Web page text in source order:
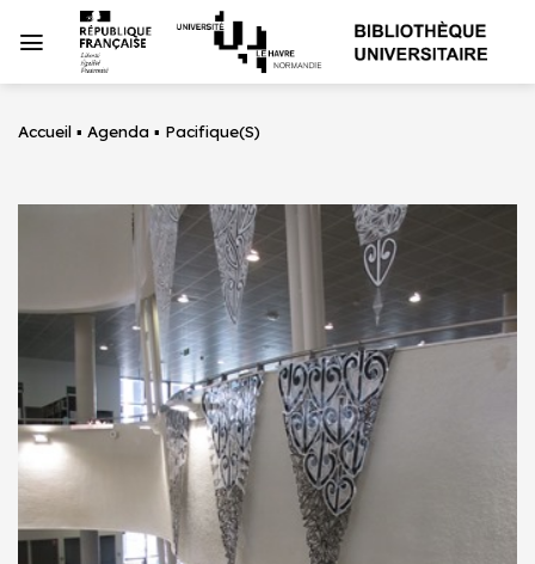
au
Accueil ▪ Agenda ▪ Pacifique(S)